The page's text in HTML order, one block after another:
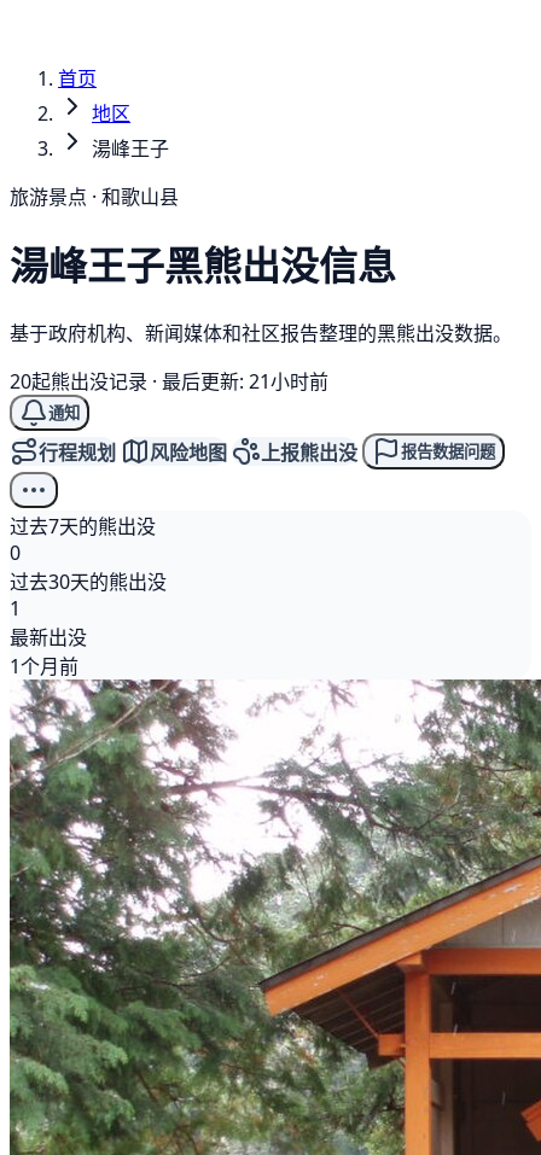
首页
地区
湯峰王子
旅游景点 · 和歌山县
湯峰王子黑熊出没信息
基于政府机构、新闻媒体和社区报告整理的黑熊出没数据。
20起熊出没记录 · 最后更新: 21小时前
通知
行程规划 风险地图 上报熊出没 报告数据问题
过去7天的熊出没
0
过去30天的熊出没
1
最新出没
1个月前